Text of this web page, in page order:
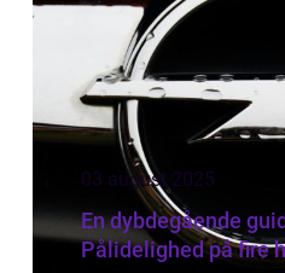
03 august 2025
En dybdegående
Pålidelighed på fire